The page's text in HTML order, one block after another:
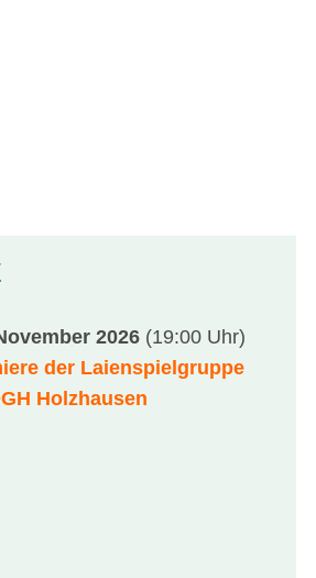
2026 (19:00 Uhr)
der Laienspielgruppe
Holzhausen